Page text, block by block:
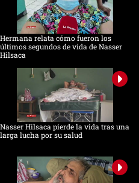
Hermana relata cómo fueron los
últimos segundos de vida de Nasser
Hilsaca
Nasser Hilsaca pierde la vida tras una
larga lucha por su salud